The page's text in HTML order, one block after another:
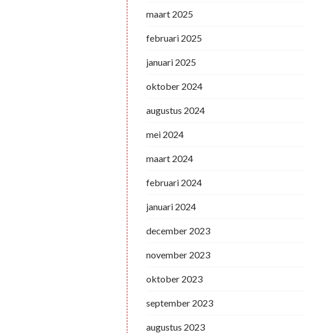
maart 2025
februari 2025
januari 2025
oktober 2024
augustus 2024
mei 2024
maart 2024
februari 2024
januari 2024
december 2023
november 2023
oktober 2023
september 2023
augustus 2023